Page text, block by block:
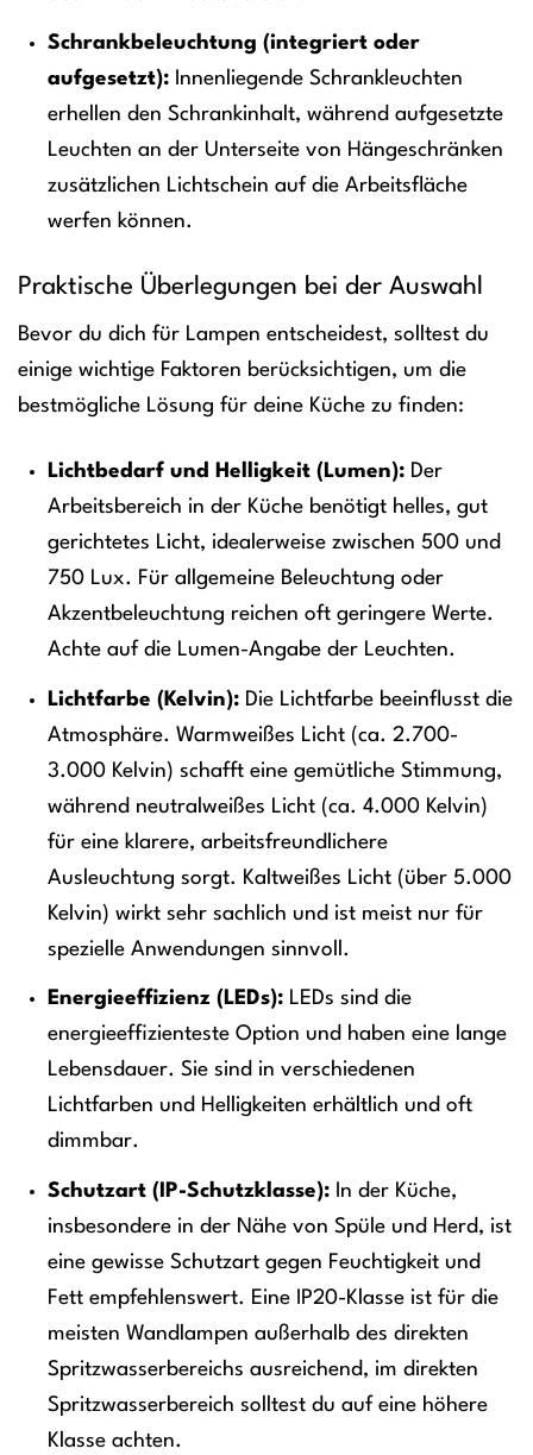
Schrankbeleuchtung (integriert oder
aufgesetzt):Innenliegende Schrankleuchten
erhellen den Schrankinhalt, während aufgesetzte
Leuchten an der Unterseite von Hängeschränken
zusätzlichen Lichtschein auf die Arbeitsfläche
werfen können.
Praktische Überlegungen bei der Auswahl
Bevor du dich für Lampen entscheidest, solltest du
einige wichtige Faktoren berücksichtigen, um die
bestmögliche Lösung für deine Küche zu finden:
Lichtbedarf und Helligkeit (Lumen):Der
Arbeitsbereich in der Küche benötigt helles, gut
gerichtetes Licht, idealerweise zwischen 500 und
750 Lux. Für allgemeine Beleuchtung oder
Akzentbeleuchtung reichen oft geringere Werte.
Achte auf die Lumen-Angabe der Leuchten.
Lichtfarbe (Kelvin):Die Lichtfarbe beeinflusst die
Atmosphäre. Warmweißes Licht (ca. 2.700-
3.000 Kelvin) schafft eine gemütliche Stimmung,
während neutralweißes Licht (ca. 4.000 Kelvin)
für eine klarere, arbeitsfreundlichere
Ausleuchtung sorgt. Kaltweißes Licht (über 5.000
Kelvin) wirkt sehr sachlich und ist meist nur für
spezielle Anwendungen sinnvoll.
Energieeffizienz (LEDs):LEDs sind die
energieeffizienteste Option und haben eine lange
Lebensdauer. Sie sind in verschiedenen
Lichtfarben und Helligkeiten erhältlich und oft
dimmbar.
Schutzart (IP-Schutzklasse):In der Küche,
insbesondere in der Nähe von Spüle und Herd, ist
eine gewisse Schutzart gegen Feuchtigkeit und
Fett empfehlenswert. Eine IP20-Klasse ist für die
meisten Wandlampen außerhalb des direkten
Spritzwasserbereichs ausreichend, im direkten
Spritzwasserbereich solltest du auf eine höhere
Klasse achten.